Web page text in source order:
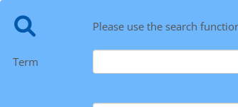
Please use the search
Term